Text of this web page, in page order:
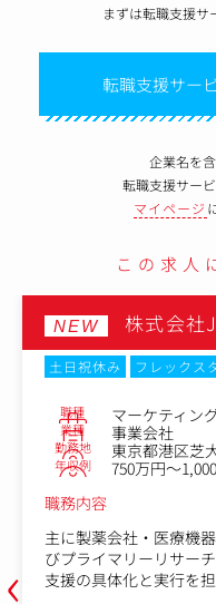
まずは転職支援サ
転職支援サー
企業名を
転職支援サー
マイページ
この求人
‹
NEW 株式会社
土日祝休み フレックス
職種 マーケティン
業種 事業会社
勤務地 東京都港区芝
年収例
750万円～
職務内容
主に製薬会社・医療機
びプライマリーリサー
支援の具体化と実行を